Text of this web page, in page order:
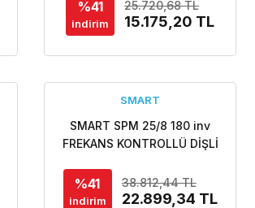
%41
indirim
25.720,68 TL
15.175,20 TL
SMART
SMART SPM 25/8 180 inv
FREKANS KONTROLLÜ DİŞLİ
POMPASI
%41
indirim
38.812,44 TL
22.899,34 TL